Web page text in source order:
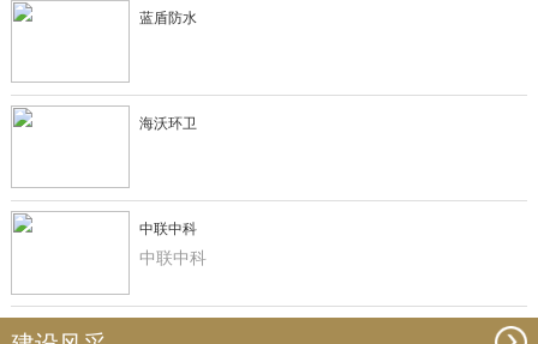
蓝盾防水
海沃环卫
中联中科
中联中科